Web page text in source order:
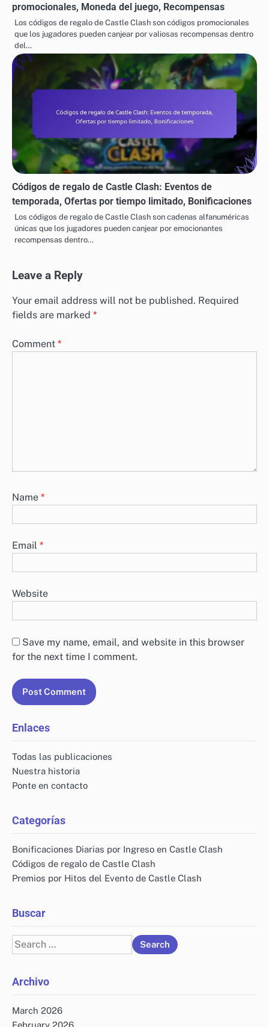
promocionales, Moneda del juego, Recompensas
Los códigos de regalo de Castle Clash son códigos promocionales
que los jugadores pueden canjear por valiosas recompensas dentro
del…
Códigos de regalo de Castle Clash: Eventos de
temporada, Ofertas por tiempo limitado, Bonificaciones
Los códigos de regalo de Castle Clash son cadenas alfanuméricas
únicas que los jugadores pueden canjear por emocionantes
recompensas dentro…
Leave a Reply
Your email address will not be published. Required
fields are marked *
Comment *
Name *
Email *
Website
Save my name, email, and website in this browser
for the next time I comment.
Enlaces
Todas las publicaciones
Nuestra historia
Ponte en contacto
Categorías
Bonificaciones Diarias por Ingreso en Castle Clash
Códigos de regalo de Castle Clash
Premios por Hitos del Evento de Castle Clash
Buscar
Search
for:
Archivo
March 2026
February 2026